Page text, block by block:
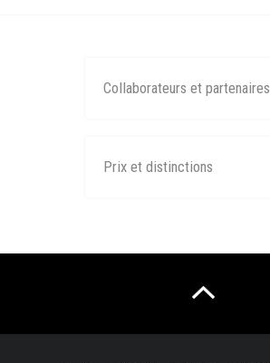
Collaborateurs et partenaires
Prix et distinctions